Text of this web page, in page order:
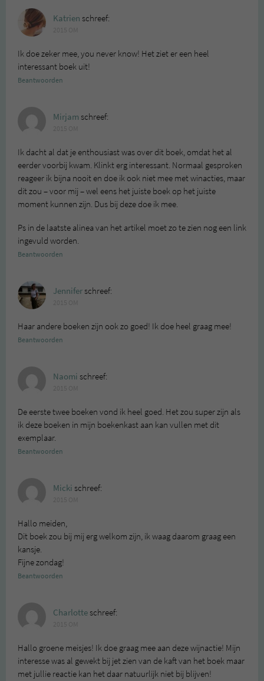
Katrien schreef:
Ik doe zeker mee, you never know! Het ziet er een heel
interessant boek uit!
Beantwoorden
Mirjam schreef:
Ik dacht al dat je enthousiast was over dit boek, omdat het al
eerder voorbij kwam. Klinkt erg interessant. Normaal gesproken
reageer ik bijna nooit en doe ik ook niet mee met winacties, maar
dit zou – voor mij – wel eens het juiste boek op het juiste
moment kunnen zijn. Dus bij deze doe ik mee.
Ps in de laatste alinea van het artikel moet zo te zien nog een link
ingevuld worden.
Beantwoorden
Jenniferschreef:
Haar andere boeken zijn ook zo goed! Ik doe heel graag mee!
Beantwoorden
Naomi schreef:
De eerste twee boeken vond ik heel goed. Het zou super zijn als
ik deze boeken in mijn boekenkast aan kan vullen met dit
exemplaar.
Beantwoorden
Micki schreef:
Hallo meiden,
Dit boek zou bij mij erg welkom zijn, ik waag daarom graag een
kansje.
Fijne zondag!
Beantwoorden
Charlotteschreef:
Hallo groene meisjes! Ik doe graag mee aan deze wijnactie! Mijn
interesse was al gewekt bij jet zien van de kaft van het boek maar
met jullie reactie kan het daar natuurlijk niet bij blijven!